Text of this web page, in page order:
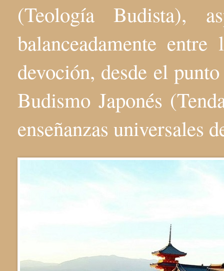
(Teología Budista),
balanceadamente
devoción, desde el
Budismo Japonés
enseñanzas universales